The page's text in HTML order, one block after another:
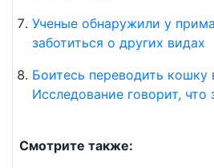
Ученые обнаружили у
заботиться о других видах
Боитесь переводить кошку
Исследование говорит, что
Смотрите также: